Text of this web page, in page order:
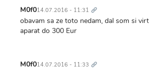
M0f014.07.2016 - 11:31 odkaz
obavam sa ze toto nedam, dal som si
aparat do 300 Eur
M0f014.07.2016 - 11:33 odkaz